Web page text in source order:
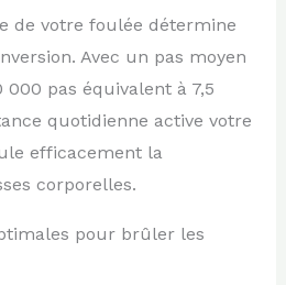
de votre foulée détermine
Avec un pas moyen
000 pas équivalent à 7,5
quotidienne active votre
efficacement la
corporelles.
pour brûler les